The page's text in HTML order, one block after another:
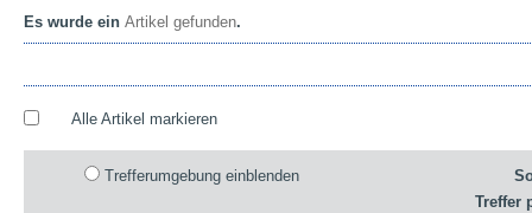
Es wurde ein Artikel gefunden.
Alle Artikel markieren
Trefferumgebung einblenden
Treffer